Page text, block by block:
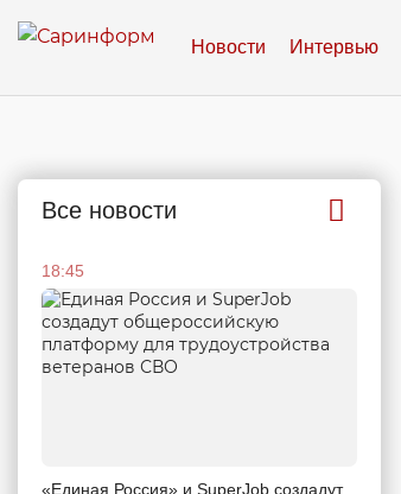
Новости Интервью
Все новости
18:45
«Единая Россия» и SuperJob создадут